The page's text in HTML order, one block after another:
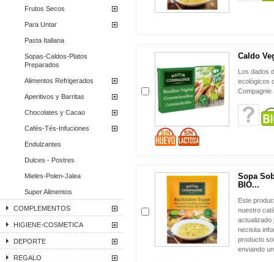
Frutos Secos
Para Untar
Pasta Italiana
Sopas-Caldos-Platos
Preparados
Alimentos Refrigerados
Aperitivos y Barritas
Chocolates y Cacao
Cafés-Tés-Infuciones
Endulzantes
Dulces - Postres
Mieles-Polen-Jalea
Super Alimentos
COMPLEMENTOS
HIGIENE-COSMETICA
DEPORTE
REGALO
Caldo
Los dados
ecológicos
Compagnie
Sopa
BIO...
Este
nuestro
actualizado
necisita
producto
enviando